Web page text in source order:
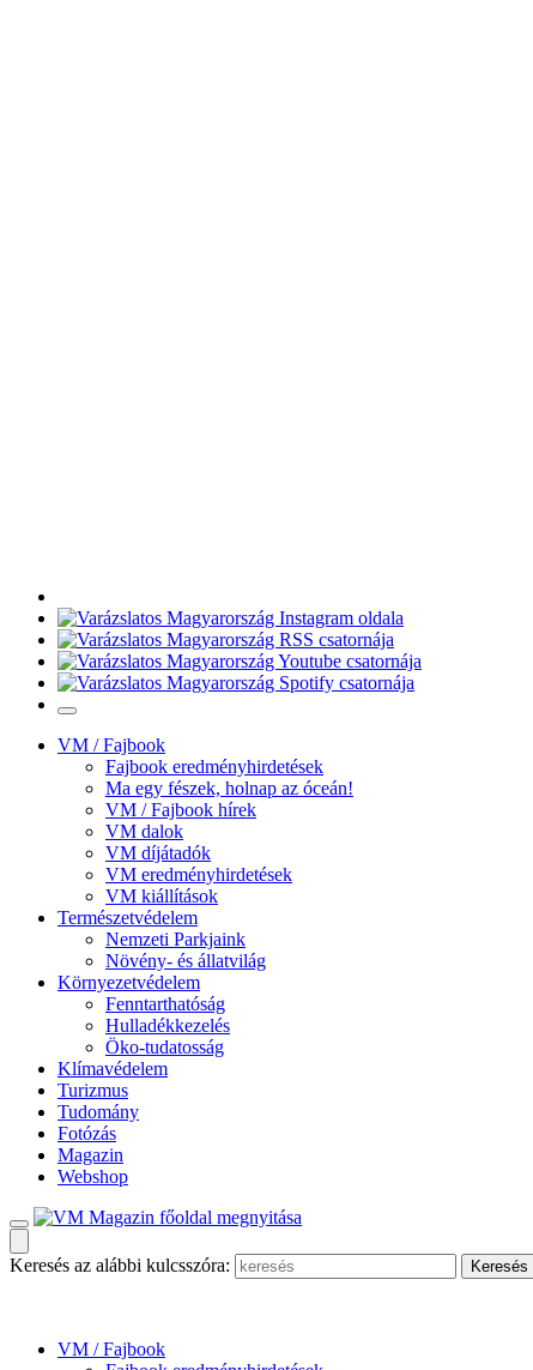
VM / Fajbook
Fajbook eredményhirdetések
Ma egy fészek, holnap az óceán!
VM / Fajbook hírek
VM dalok
VM díjátadók
VM eredményhirdetések
VM kiállítások
Természetvédelem
Nemzeti Parkjaink
Növény- és állatvilág
Környezetvédelem
Fenntarthatóság
Hulladékkezelés
Öko-tudatosság
Klímavédelem
Turizmus
Tudomány
Fotózás
Magazin
Webshop
Keresés az alábbi kulcsszóra:
VM / Fajbook